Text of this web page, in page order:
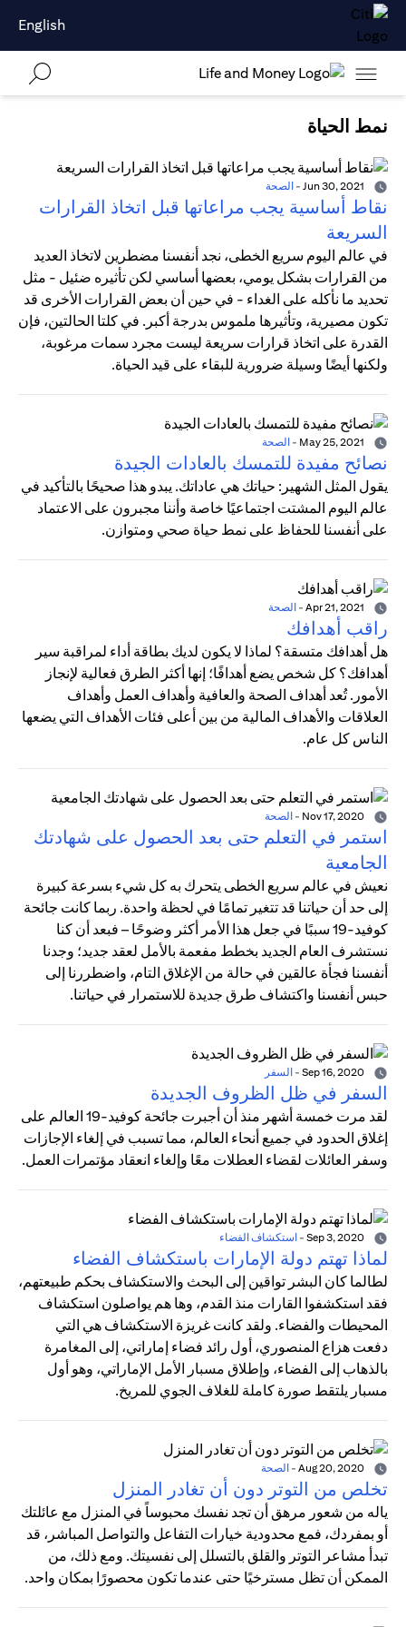
English
نمط الحياة
- الصحة
نقاط أساسية يجب مراعاتها قبل اتخاذ القرارات
السريعة
في عالم اليوم سريع الخطى، نجد أنفسنا مضطرين لاتخاذ العديد
من القرارات بشكل يومي، بعضها أساسي لكن تأثيره ضئيل - مثل
تحديد ما نأكله على الغداء - في حين أن بعض القرارات الأخرى قد
تكون مصيرية، وتأثيرها ملموس بدرجة أكبر. في كلتا الحالتين، فإن
القدرة على اتخاذ قرارات سريعة ليست مجرد سمات مرغوبة،
ولكنها أيضًا وسيلة ضرورية للبقاء على قيد الحياة.
- الصحة
نصائح مفيدة للتمسك بالعادات الجيدة
يقول المثل الشهير: حياتك هي عاداتك. يبدو هذا صحيحًا بالتأكيد في
عالم اليوم المشتت اجتماعيًا خاصة وأننا مجبرون على الاعتماد
على أنفسنا للحفاظ على نمط حياة صحي ومتوازن.
- الصحة
راقب أهدافك
هل أهدافك متسقة؟ لماذا لا يكون لديك بطاقة أداء لمراقبة سير
أهدافك؟ كل شخص يضع أهدافًا؛ إنها أكثر الطرق فعالية لإنجاز
الأمور. تُعد أهداف الصحة والعافية وأهداف العمل وأهداف
العلاقات والأهداف المالية من بين أعلى فئات الأهداف التي يضعها
الناس كل عام.
- الصحة
استمر في التعلم حتى بعد الحصول على شهادتك
الجامعية
نعيش في عالم سريع الخطى يتحرك به كل شيء بسرعة كبيرة
إلى حد أن حياتنا قد تتغير تمامًا في لحظة واحدة. ربما كانت جائحة
كوفيد-19 سببًا في جعل هذا الأمر أكثر وضوحًا – فبعد أن كنا
نستشرف العام الجديد بخطط مفعمة بالأمل لعقد جديد؛ وجدنا
أنفسنا فجأة عالقين في حالة من الإغلاق التام، واضطررنا إلى
حبس أنفسنا واكتشاف طرق جديدة للاستمرار في حياتنا.
- السفر
السفر في ظل الظروف الجديدة
لقد مرت خمسة أشهر منذ أن أجبرت جائحة كوفيد-19 العالم على
إغلاق الحدود في جميع أنحاء العالم، مما تسبب في إلغاء الإجازات
وسفر العائلات لقضاء العطلات معًا وإلغاء انعقاد مؤتمرات العمل.
- استكشاف الفضاء
لماذا تهتم دولة الإمارات باستكشاف الفضاء
لطالما كان البشر تواقين إلى البحث والاستكشاف بحكم طبيعتهم،
فقد استكشفوا القارات منذ القدم، وها هم يواصلون استكشاف
المحيطات والفضاء. ولقد كانت غريزة الاستكشاف هي التي
دفعت هزاع المنصوري، أول رائد فضاء إماراتي، إلى المغامرة
بالذهاب إلى الفضاء، وإطلاق مسبار الأمل الإماراتي، وهو أول
مسبار يلتقط صورة كاملة للغلاف الجوي للمريخ.
- الصحة
تخلص من التوتر دون أن تغادر المنزل
ياله من شعور مرهق أن تجد نفسك محبوساً في المنزل مع عائلتك
أو بمفردك، فمع محدودية خيارات التفاعل والتواصل المباشر، قد
تبدأ مشاعر التوتر والقلق بالتسلل إلى نفسيتك. ومع ذلك، من
الممكن أن تظل مسترخيًا حتى عندما تكون محصورًا بمكان واحد.